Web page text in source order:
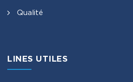
Qualité
LINES UTILES